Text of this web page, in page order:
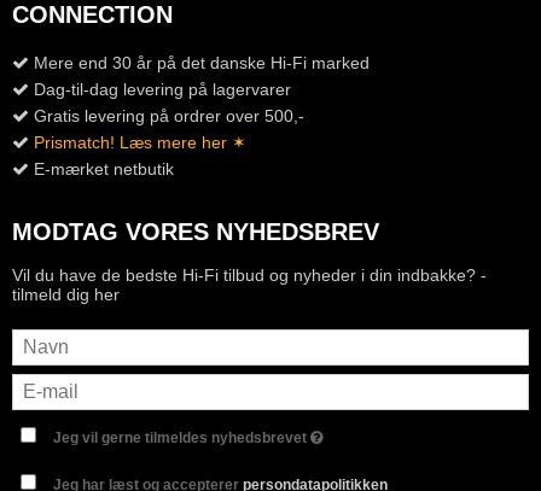
CONNECTION
Mere end 30 år på det danske Hi-Fi marked
Dag-til-dag levering på lagervarer
Gratis levering på ordrer over 500,-
Prismatch! Læs mere her ✶
E-mærket netbutik
MODTAG VORES NYHEDSBREV
Vil du have de bedste Hi-Fi tilbud og nyheder i din indbakke? -
tilmeld dig her
Jeg vil gerne tilmeldes nyhedsbrevet
Jeg har læst og acceptererpersondatapolitikken